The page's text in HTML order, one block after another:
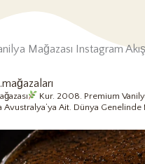
Mağazası Instagram
Kur. 2008. Premium
Avustralya’ya Ait. Dünya Genelinde